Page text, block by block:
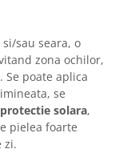
sau seara, o
zona ochilor,
Se poate aplica
se
protectie solara,
pielea foarte
zi.